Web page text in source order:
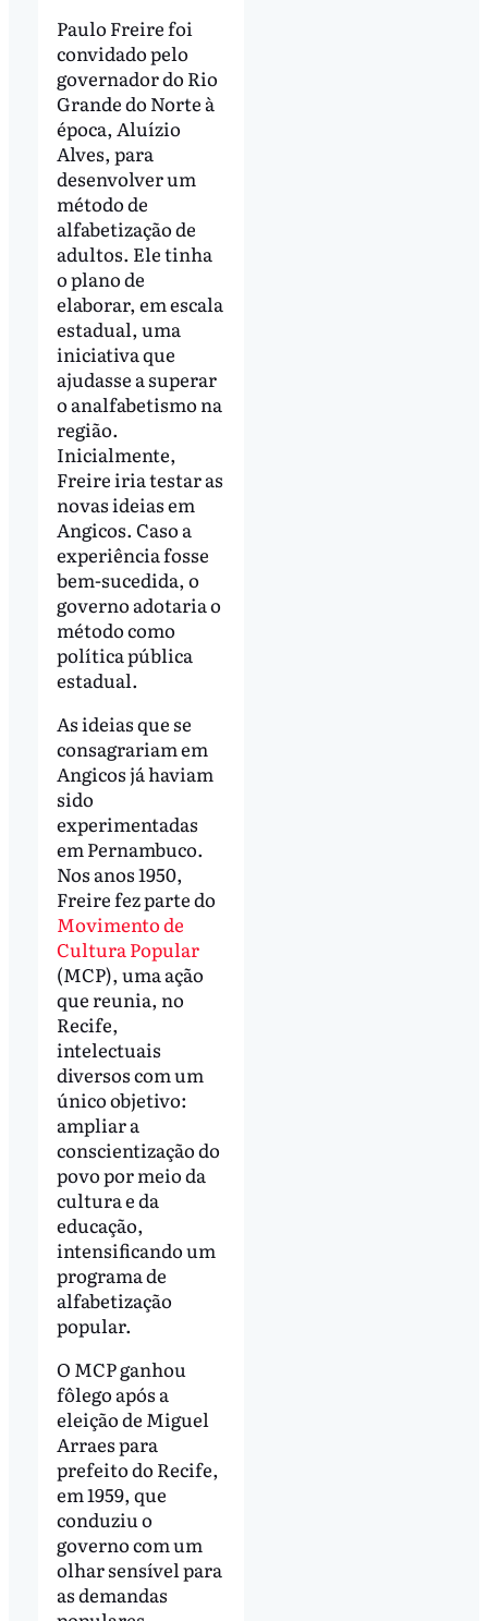
Paulo Freire foi
convidado pelo
governador do Rio
Grande do Norte à
época, Aluízio
Alves, para
desenvolver um
método de
alfabetização de
adultos. Ele tinha
o plano de
elaborar, em escala
estadual, uma
iniciativa que
ajudasse a superar
o analfabetismo na
região.
Inicialmente,
Freire iria testar as
novas ideias em
Angicos. Caso a
experiência fosse
bem-sucedida, o
governo adotaria o
método como
política pública
estadual.
As ideias que se
consagrariam em
Angicos já haviam
sido
experimentadas
em Pernambuco.
Nos anos 1950,
Freire fez parte do
Movimento de
Cultura Popular
(MCP), uma ação
que reunia, no
Recife,
intelectuais
diversos com um
único objetivo:
ampliar a
conscientização do
povo por meio da
cultura e da
educação,
intensificando um
programa de
alfabetização
popular.
O MCP ganhou
fôlego após a
eleição de Miguel
Arraes para
prefeito do Recife,
em 1959, que
conduziu o
governo com um
olhar sensível para
as demandas